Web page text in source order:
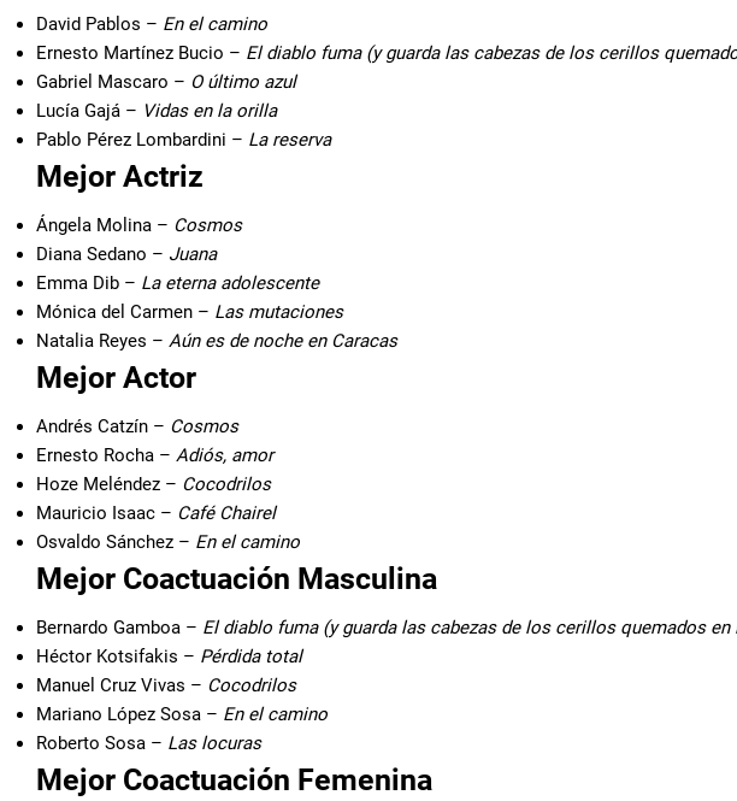
David Pablos – En el camino
Ernesto Martínez Bucio – El diablo fuma (y guarda las cabezas de los cerillos
Gabriel Mascaro – O último azul
Lucía Gajá – Vidas en la orilla
Pablo Pérez Lombardini – La reserva
Mejor Actriz
Ángela Molina – Cosmos
Diana Sedano – Juana
Emma Dib – La eterna adolescente
Mónica del Carmen – Las mutaciones
Natalia Reyes – Aún es de noche en Caracas
Mejor Actor
Andrés Catzín – Cosmos
Ernesto Rocha – Adiós, amor
Hoze Meléndez – Cocodrilos
Mauricio Isaac – Café Chairel
Osvaldo Sánchez – En el camino
Mejor Coactuación Masculina
Bernardo Gamboa – El diablo fuma (y guarda las cabezas de los cerillos quemados
Héctor Kotsifakis – Pérdida total
Manuel Cruz Vivas – Cocodrilos
Mariano López Sosa – En el camino
Roberto Sosa – Las locuras
Mejor Coactuación Femenina